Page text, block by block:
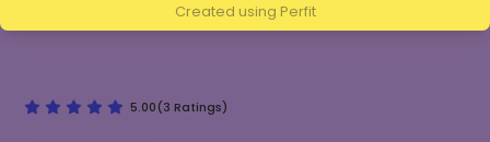
Created using Perfit
5.00(3 Ratings)